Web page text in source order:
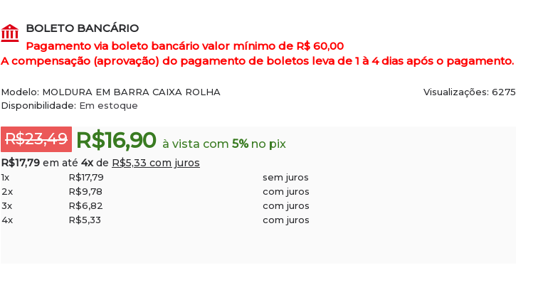
BOLETO BANCÁRIO
Pagamento via boleto bancário valor mínimo de R$ 60,00
A compensação (aprovação) do pagamento de boletos leva de 1 à 4 dias após o pagamento.
Visualizações: 6275
Modelo: MOLDURA EM BARRA CAIXA ROLHA
Disponibilidade: Em estoque
R$23,49 R$16,90 à vista com 5%no pix
R$17,79 em até 4x de R$5,33 com juros
1x R$17,79
sem juros
2x
R$9,78
com juros
3x
R$6,82
com juros
4x
R$5,33 com juros